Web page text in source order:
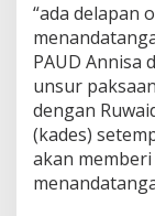
“ada delapan
PAUD Annisa
unsur
dengan
(kades)
akan